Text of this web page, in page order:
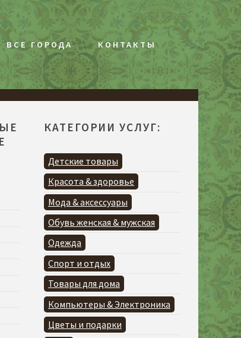
ВСЕ ГОРОДА КОНТАКТЫ
КАТЕГОРИИ УСЛУГ:
Детские товары
Красота & здоровье
Мода & аксессуары
Обувь женская & мужская
Одежда
Спорт и отдых
Товары для дома
Компьютеры & Электроника
Цветы и подарки